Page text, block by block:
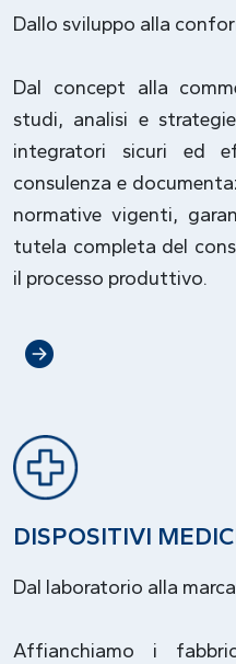
Dallo sviluppo alla
Dal concept alla
studi, analisi e
integratori sicuri ed
consulenza e
normative vigenti,
tutela completa del
il processo produttivo.
DISPOSITIVI
Dal laboratorio alla
Affianchiamo i